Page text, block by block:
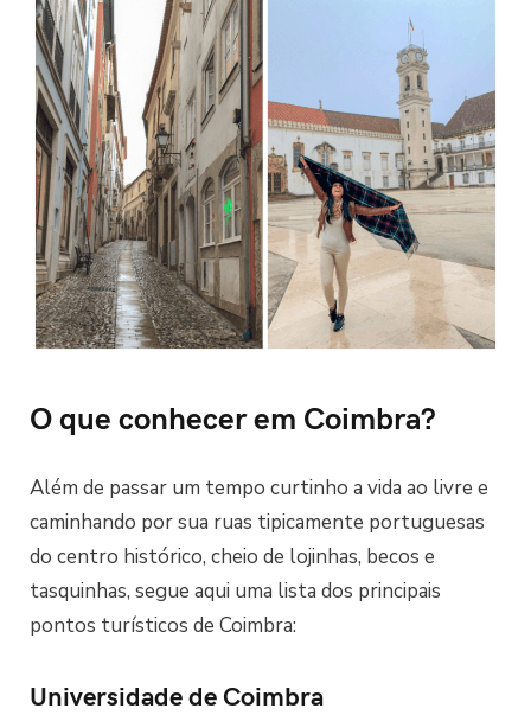
O que conhecer em Coimbra?
Além de passar um tempo curtinho a vida ao livre e
caminhando por sua ruas tipicamente portuguesas
do centro histórico, cheio de lojinhas, becos e
tasquinhas, segue aqui uma lista dos principais
pontos turísticos de Coimbra:
Universidade de Coimbra